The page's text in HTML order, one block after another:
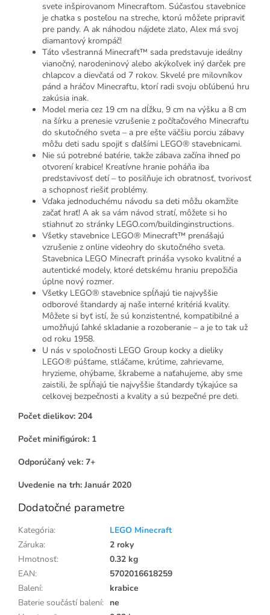
svete inšpirovanom Minecraftom. Súčasťou stavebnice
je chatka s posteľou na streche, ktorú môžete pripraviť
pre pandy. A ak náhodou nájdete zlato, Alex má svoj
diamantový krompáč!
Táto všestranná Minecraft™ sada predstavuje ideálny
vianočný, narodeninový alebo akýkoľvek iný darček pre
chlapcov a dievčatá od 7 rokov. Skvelé pre milovníkov
pánd a hráčov Minecraftu, ktorí radi svoju obľúbenú hru
zakúsia inak.
Model meria cez 19 cm na dĺžku, 9 cm na výšku a 8 cm
na šírku a prenesie vzrušenie z počítačového Minecraftu
do skutočného sveta – a pre ešte väčšiu porciu zábavy
môžu deti sadu spojiť s ďalšími LEGO® stavebnicami.
Nie sú potrebné batérie, takže zábava začína ihneď po
otvorení krabice! Kreatívne hranie poháňa iba
predstavivosť detí – to posilňuje ich obratnosť, tvorivosť
a schopnosť riešiť problémy.
Vďaka jednoduchému návodu sa deti môžu okamžite
začať hrať! A ak sa vám návod stratí, môžete si ho
stiahnuť zo stránky LEGO.com/buildinginstructions.
Všetky stavebnice LEGO® Minecraft™ prenášajú
vzrušenie z online videohry do skutočného sveta.
Stavebnica LEGO Minecraft prináša vysoko kvalitné a
autentické modely, ktoré detskému hraniu prepožičia
úplne nový rozmer.
Všetky LEGO® stavebnice spĺňajú tie najvyššie
odborové štandardy aj naše interné kritériá kvality.
Môžete si byť istí, že sú konzistentné, kompatibilné a
umožňujú ľahké skladanie a rozoberanie – a je to tak už
od roku 1958.
U nás v spoločnosti LEGO Group kocky a dieliky
LEGO® púšťame, stláčame, krútime, zahrievame,
hryzieme, ohýbame, škrabeme a naťahujeme, aby sme
zaistili, že spĺňajú tie najvyššie štandardy týkajúce sa
celkovej bezpečnosti a kvality a sú bezpečné pre deti.
Počet dielikov: 204
Počet minifigúrok: 1
Odporúčaný vek: 7+
Uvedenie na trh: Január 2020
Dodatočné parametre
Kategória:
LEGO Minecraft
Záruka:
2 roky
Hmotnosť:
0.32 kg
EAN:
5702016618259
Balení:
krabice
Baterie součástí balení: ne